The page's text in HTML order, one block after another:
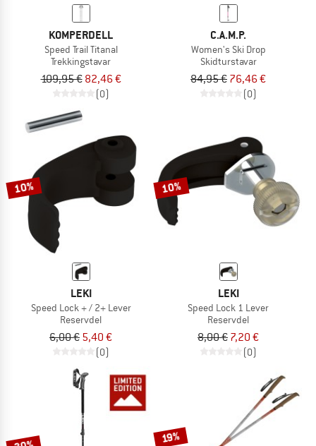
KOMPERDELL
Speed Trail Titanal
Trekkingstavar
109,95 € 82,46 €
(0)
C.A.M.P.
Women's Ski Drop
Skidturstavar
84,95 € 76,46 €
(0)
10%
LEKI
Speed Lock + / 2+ Lever
Reservdel
6,00 € 5,40 €
(0)
10%
LEKI
Speed Lock 1 Lever
Reservdel
8,00 € 7,20 €
(0)
19%